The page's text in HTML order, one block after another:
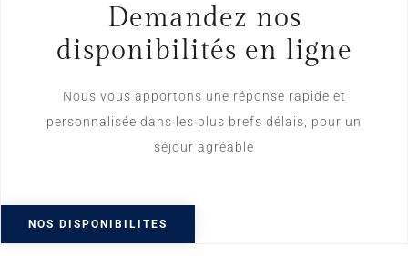
Demandez nos
disponibilités en ligne
Nous vous apportons une réponse rapide et
personnalisée dans les plus brefs délais, pour un
séjour agréable
NOS DISPONIBILITES